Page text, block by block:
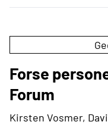
Forse
Forum
Kirsten Vosmer,